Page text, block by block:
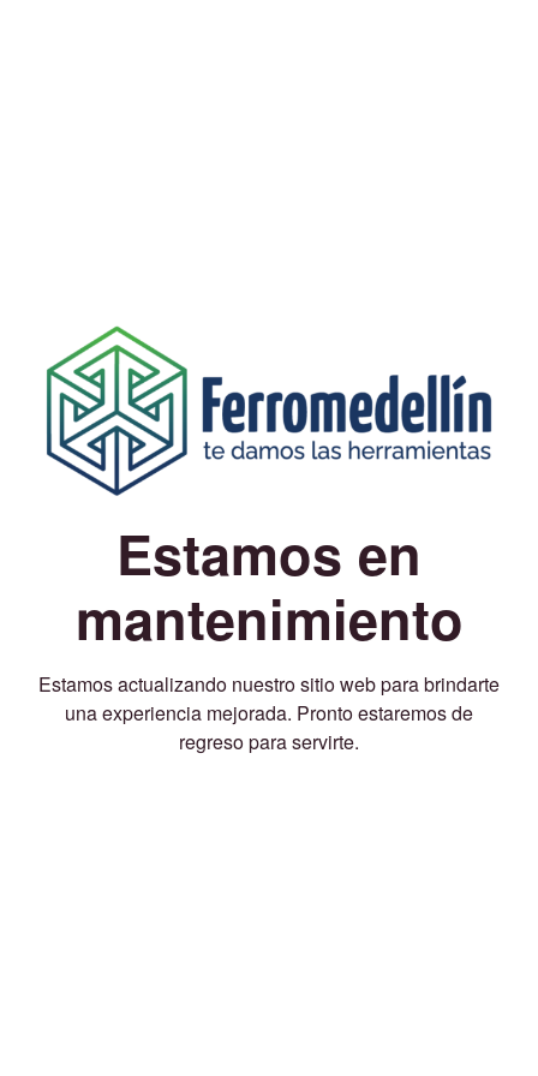
Estamos en
mantenimiento
Estamos actualizando nuestro sitio web para brindarte
una experiencia mejorada. Pronto estaremos de
regreso para servirte.